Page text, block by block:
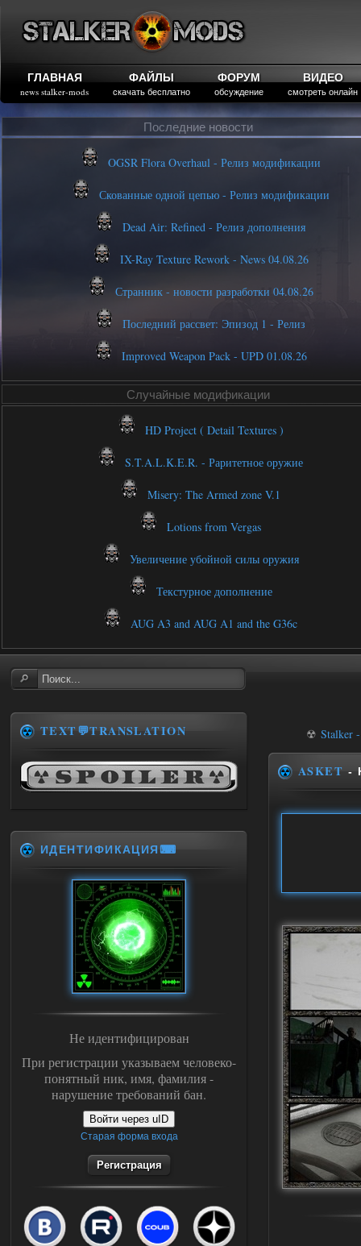
ГЛАВНАЯ
news stalker-mods
ФАЙЛЫ
скачать бесплатно
ФОРУМ
обсуждение
ВИДЕО
смотреть онлайн
Последние новости
OGSR Flora Overhaul - Релиз модификации
Скованные одной цепью - Релиз модификации
Dead Air: Refined - Релиз дополнения
IX-Ray Texture Rework - News 04.08.26
Странник - новости разработки 04.08.26
Последний рассвет: Эпизод 1 - Релиз
Improved Weapon Pack - UPD 01.08.26
Случайные модификации
HD Project ( Detail Textures )
S.T.A.L.K.E.R. - Раритетное оружие
Misery: The Armed zone V.1
Lotions from Vergas
Увеличение убойной силы оружия
Текстурное дополнение
AUG A3 and AUG A1 and the G36c
☢ Stalker
ASKET -
TEXT💬TRANSLATION
ИДЕНТИФИКАЦИЯ⌨
Не идентифицирован
При регистрации указываем человеко-
понятный ник, имя, фамилия -
нарушение требований бан.
Войти через uID
Старая форма входа
Регистрация